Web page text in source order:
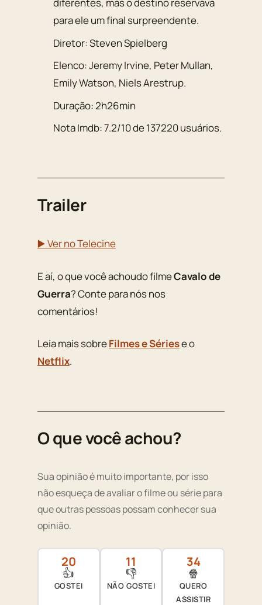
diferentes, mas o destino reservava
para ele um final surpreendente.
Diretor:Steven Spielberg
Elenco:Jeremy Irvine, Peter Mullan,
Emily Watson, Niels Arestrup.
Duração: 2h26min
Nota Imdb:7.2/10de137220usuários.
Trailer
▶️ Ver no Telecine
E aí, o que você achoudo filmeCavalo de
Guerra? Conte para nós nos
comentários!
Leia mais sobreFilmes e Sériese o
Netflix.
O que você achou?
Sua opinião é muito importante, por isso
não esqueça de avaliar o filme ou série para
que outras pessoas possam conhecer sua
opinião.
20
👍
GOSTEI
11
👎
NÃO GOSTEI
34
🍿
QUERO
ASSISTIR